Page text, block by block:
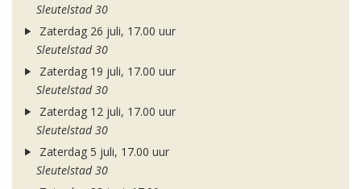
Sleutelstad 30
Zaterdag 26 juli, 17.00 uur
Sleutelstad 30
Zaterdag 19 juli, 17.00 uur
Sleutelstad 30
Zaterdag 12 juli, 17.00 uur
Sleutelstad 30
Zaterdag 5 juli, 17.00 uur
Sleutelstad 30